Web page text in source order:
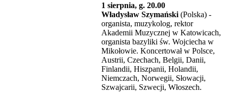
1 sierpnia, g. 20.00
Władysław Szymański (Polska) -
organista, muzykolog, rektor
Akademii Muzycznej w Katowicach,
organista bazyliki św. Wojciecha w
Mikołowie. Koncertował w Polsce,
Austrii, Czechach, Belgii, Danii,
Finlandii, Hiszpanii, Holandii,
Niemczach, Norwegii, Słowacji,
Szwajcarii, Szwecji, Włoszech.